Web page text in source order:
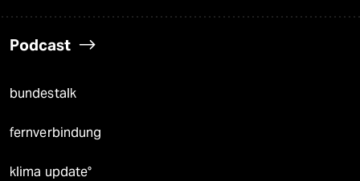
Podcast
bundestalk
fernverbindung
klima update°